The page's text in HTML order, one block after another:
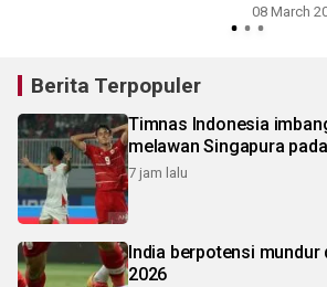
08 March
Berita Terpopuler
Timnas Indonesia
melawan Singapura
7 jam lalu
India berpotensi mundur
2026